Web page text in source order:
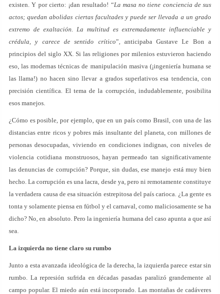
existen. Y por cierto: ¡dan resultado! “La masa no tiene conciencia de sus
actos; quedan abolidas ciertas facultades y puede ser llevada a un grado
extremo de exaltación. La multitud es extremadamente influenciable y
crédula, y carece de sentido crítico”, anticipaba Gustave Le Bon a
principios del siglo XX. Si las religiones por milenios estuvieron haciendo
eso, las modernas técnicas de manipulación masiva (¡ingeniería humana se
las llama!) no hacen sino llevar a grados superlativos esa tendencia, con
precisión científica. El tema de la corrupción, indudablemente, posibilita
esos manejos.
¿Cómo es posible, por ejemplo, que en un país como Brasil, con una de las
distancias entre ricos y pobres más insultante del planeta, con millones de
personas desocupadas, viviendo en condiciones indignas, con niveles de
violencia cotidiana monstruosos, hayan permeado tan significativamente
las denuncias de corrupción? Porque, sin dudas, ese manejo está muy bien
hecho. La corrupción es una lacra, desde ya, pero ni remotamente constituye
la verdadera causa de esa situación estrepitosa del país carioca. ¿La gente es
tonta y solamente piensa en fútbol y el carnaval, como maliciosamente se ha
dicho? No, en absoluto. Pero la ingeniería humana del caso apunta a que así
sea.
La izquierda no tiene claro su rumbo
Junto a esta avanzada ideológica de la derecha, la izquierda parece estar sin
rumbo. La represión sufrida en décadas pasadas paralizó grandemente al
campo popular. El miedo aún está incorporado. Las montañas de cadáveres